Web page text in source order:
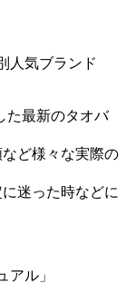
人気ブランド
た最新のタオバ
ど様々な実際の
迷った時などに
ル」